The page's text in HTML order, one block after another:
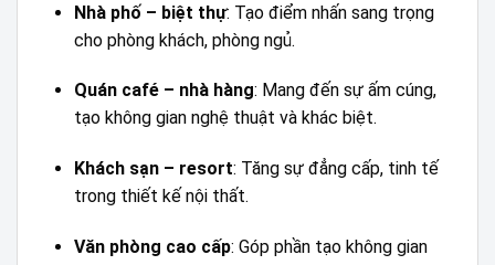
Nhà phố – biệt thự: Tạo điểm nhấn sang trọng
cho phòng khách, phòng ngủ.
Quán café – nhà hàng: Mang đến sự ấm cúng,
tạo không gian nghệ thuật và khác biệt.
Khách sạn – resort: Tăng sự đẳng cấp, tinh tế
trong thiết kế nội thất.
Văn phòng cao cấp: Góp phần tạo không gian